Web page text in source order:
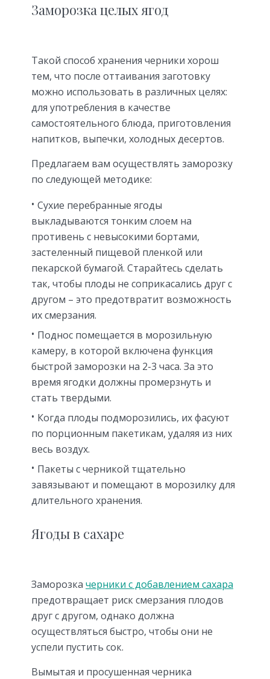
Заморозка целых ягод
Такой способ хранения черники хорош
тем, что после оттаивания заготовку
можно использовать в различных целях:
для употребления в качестве
самостоятельного блюда, приготовления
напитков, выпечки, холодных десертов.
Предлагаем вам осуществлять заморозку
по следующей методике:
Сухие перебранные ягоды
выкладываются тонким слоем на
противень с невысокими бортами,
застеленный пищевой пленкой или
пекарской бумагой. Старайтесь сделать
так, чтобы плоды не соприкасались друг с
другом – это предотвратит возможность
их смерзания.
Поднос помещается в морозильную
камеру, в которой включена функция
быстрой заморозки на 2-3 часа. За это
время ягодки должны промерзнуть и
стать твердыми.
Когда плоды подморозились, их фасуют
по порционным пакетикам, удаляя из них
весь воздух.
Пакеты с черникой тщательно
завязывают и помещают в морозилку для
длительного хранения.
Ягоды в сахаре
Заморозка черники с добавлением сахара
предотвращает риск смерзания плодов
друг с другом, однако должна
осуществляться быстро, чтобы они не
успели пустить сок.
Вымытая и просушенная черника